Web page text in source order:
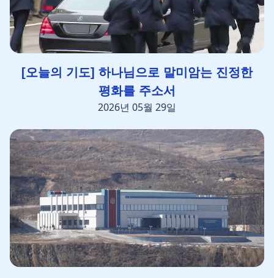
[오늘의 기도] 하나님으로 말미암는 진정한
평화를 주소서
2026년 05월 29일